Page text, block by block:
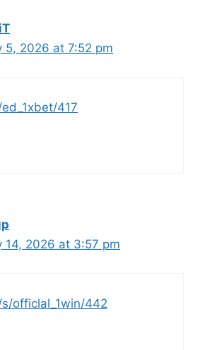
5, 2026 at 7:52 pm
417
14, 2026 at 3:57 pm
officlal_1win/442